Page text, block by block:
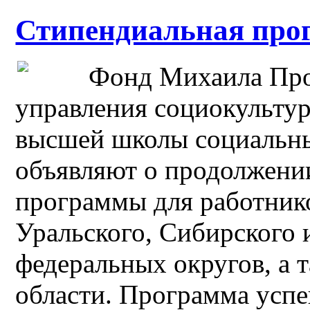
Стипендиальная
Фонд Михаила
управления
высшей школы
объявляют о
программы для
Уральского, Сибирского
федеральных округов,
области. Программа